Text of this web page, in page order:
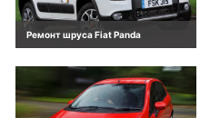
Ремонт шруса Fiat Panda